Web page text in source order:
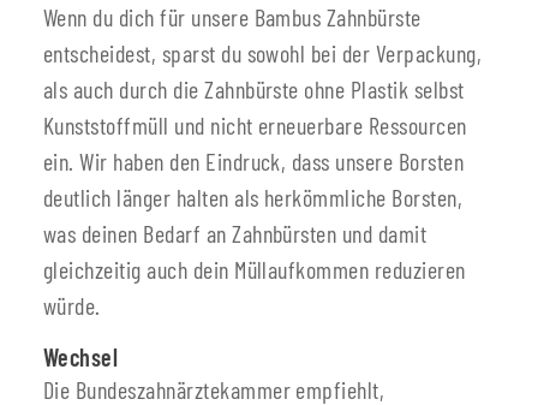
Wenn du dich für unsere Bambus Zahnbürste
entscheidest, sparst du sowohl bei der Verpackung,
als auch durch die Zahnbürste ohne Plastik selbst
Kunststoffmüll und nicht erneuerbare Ressourcen
ein. Wir haben den Eindruck, dass unsere Borsten
deutlich länger halten als herkömmliche Borsten,
was deinen Bedarf an Zahnbürsten und damit
gleichzeitig auch dein Müllaufkommen reduzieren
würde.
Wechsel
Die Bundeszahnärztekammer empfiehlt,